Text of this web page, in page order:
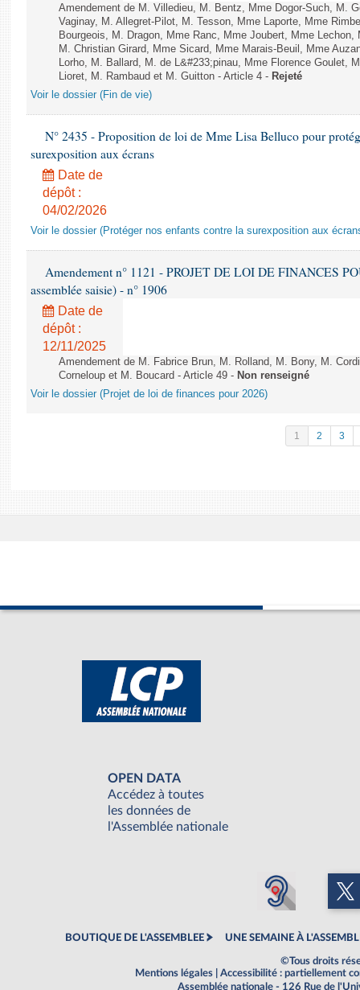
Amendement de M. Villedieu, M. Bentz, Mme Dogor-Such, M.
Vaginay, M. Allegret-Pilot, M. Tesson, Mme Laporte, Mme
Bourgeois, M. Dragon, Mme Ranc, Mme Joubert, Mme
M. Christian Girard, Mme Sicard, Mme Marais-Beuil, Mme
Lorho, M. Ballard, M. de L&#233;pinau, Mme Florence Goulet,
Lioret, M. Rambaud et M. Guitton - Article 4 - Rejeté
Voir le dossier (Fin de vie)
N° 2435 - Proposition de loi de Mme Lisa Belluco pour
surexposition aux écrans
Date de
dépôt :
04/02/2026
Voir le dossier (Protéger nos enfants contre la surexposition aux
Amendement n° 1121 - PROJET DE LOI DE FINANCES
assemblée saisie) - n° 1906
Date de
dépôt :
12/11/2025
Amendement de M. Fabrice Brun, M. Rolland, M. Bony, M.
Corneloup et M. Boucard - Article 49 - Non renseigné
Voir le dossier (Projet de loi de finances pour 2026)
1 2 3
OPEN DATA
Accédez à toutes
les données de
l'Assemblée nationale
BOUTIQUE DE L'ASSEMBLEE UNE SEMAINE À
©Tous droits
Mentions légales
Accessibilité : partiellement
Assemblée nationale - 126 Rue de